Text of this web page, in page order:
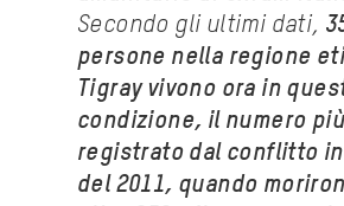
Secondo gli ultimi dati,
persone nella regione
Tigray vivono ora in
condizione, il numero
registrato dal conflitto in
del 2011, quando